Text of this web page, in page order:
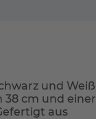
und Weiß
cm und einer
aus